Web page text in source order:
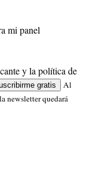
mi panel
y la política de
gratis
Al
newsletter quedará